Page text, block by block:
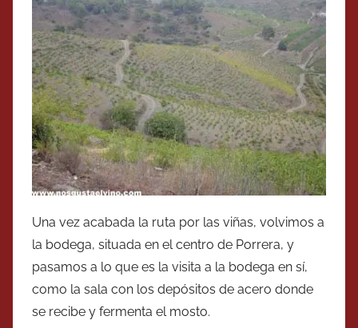
Una vez acabada la ruta por las viñas, volvimos a
la bodega, situada en el centro de Porrera, y
pasamos a lo que es la visita a la bodega en sí,
como la sala con los depósitos de acero donde
se recibe y fermenta el mosto.